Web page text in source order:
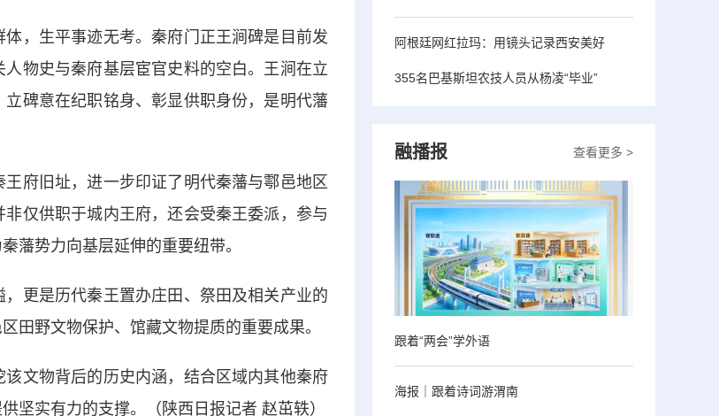
，生平事迹无考。秦府门正王涧碑是目前发
物史与秦府基层宦官史料的空白。王涧在立
碑意在纪职铭身、彰显供职身份，是明代藩
府旧址，进一步印证了明代秦藩与鄠邑地区
仅供职于城内王府，还会受秦王委派，参与
藩势力向基层延伸的重要纽带。
更是历代秦王置办庄田、祭田及相关产业的
田野文物保护、馆藏文物提质的重要成果。
文物背后的历史内涵，结合区域内其他秦府
坚实有力的支撑。（陕西日报记者 赵茁轶）
阿根廷网红拉玛：用镜头记录西安美好
355名巴基斯坦农技人员从杨凌“毕业”
查看更多 >
融播报
跟着“两会”学外语
海报｜跟着诗词游渭南